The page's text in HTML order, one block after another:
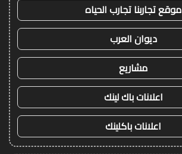
موقع تجاربنا تجارب الحياه
ديوان العرب
مشاريع
اعلانات باك لينك
اعلانات باكلينك